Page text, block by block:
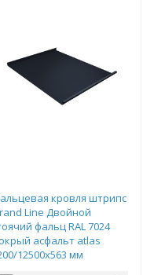
кровля штрипс
Line Двойной
фальц RAL 7024
асфальт atlas
12500х563 мм